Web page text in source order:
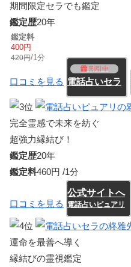
期間限定セラでも鑑定
鑑定歴20年
鑑定料
400円
420円/1分
口コミを見る
割引中
電話占いセラ
完全霊感で未来を紡ぐ
超強力縁結び！
鑑定歴20年
鑑定料460円 /1分
口コミを見る
公式サイトへ
電話占いピュアリ
運命を最善へ導く
縁結びの霊視鑑定